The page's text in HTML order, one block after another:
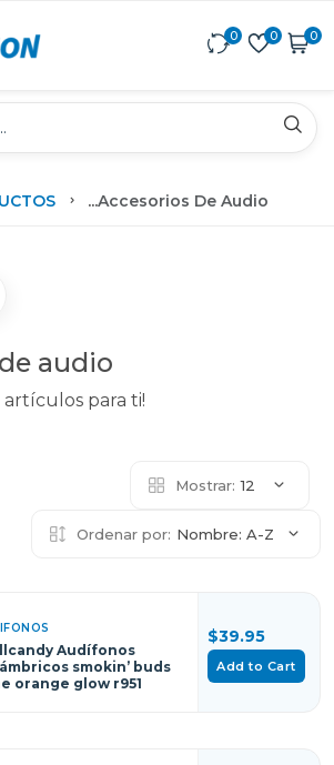
0 0 0
...Accesorios De Audio
audio
artículos para ti!
Mostrar: 12
Ordenar por: Nombre: A-Z
Audífonos
smokin’ buds
orange glow r951
$39.95
Add to Cart